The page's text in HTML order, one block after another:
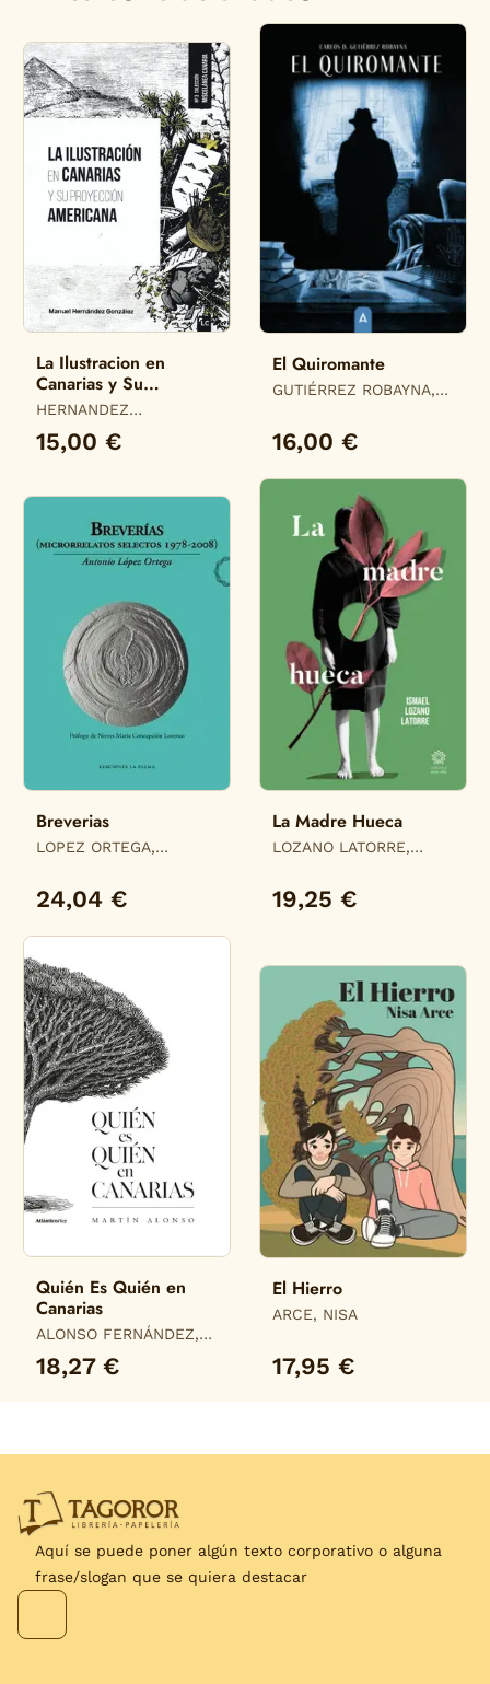
La Ilustracion en
Canarias y Su
Proyeccion Americana
HERNANDEZ
15,00 €
El Quiromante
GUTIÉRREZ ROBAYNA,
16,00 €
Breverias
LOPEZ ORTEGA,
24,04 €
La Madre Hueca
LOZANO LATORRE,
19,25 €
Quién Es Quién en
Canarias
ALONSO FERNÁNDEZ,
MARTÍN
18,27 €
El Hierro
ARCE, NISA
17,95 €
Aquí se puede poner algún texto corporativo o alguna
frase/slogan que se quiera destacar